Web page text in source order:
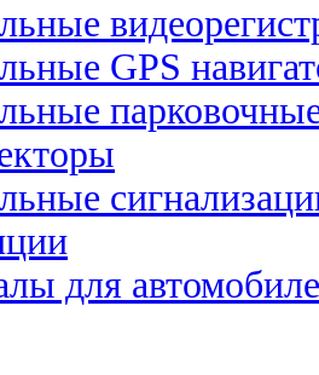
GPS
для